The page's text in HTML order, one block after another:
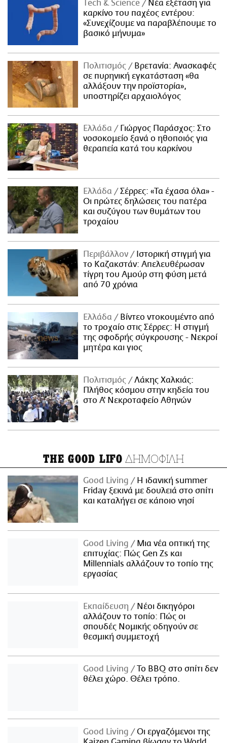
Τech & Science
Νέα εξέταση για
καρκίνο του παχέος εντέρου:
«Συνεχίζουμε να παραβλέπουμε το
βασικό μήνυμα»
Πολιτισμός
Βρετανία: Ανασκαφές
σε πυρηνική εγκατάσταση «θα
αλλάξουν την προϊστορία»,
υποστηρίζει αρχαιολόγος
Ελλάδα
Γιώργος Παράσχος: Στο
νοσοκομείο ξανά ο ηθοποιός για
θεραπεία κατά του καρκίνου
Ελλάδα
Σέρρες: «Τα έχασα όλα» -
Οι πρώτες δηλώσεις του πατέρα
και συζύγου των θυμάτων του
τροχαίου
Περιβάλλον
Ιστορική στιγμή για
το Καζακστάν: Απελευθέρωσαν
τίγρη του Αμούρ στη φύση μετά
από 70 χρόνια
Ελλάδα
Βίντεο ντοκουμέντο από
το τροχαίο στις Σέρρες: Η στιγμή
της σφοδρής σύγκρουσης - Νεκροί
μητέρα και γιος
Πολιτισμός
Λάκης Χαλκιάς:
Πλήθος κόσμου στην κηδεία του
στο Α' Νεκροταφείο Αθηνών
THE GOOD LIFO ΔΗΜΟΦΙΛΗ
Good Living
Η ιδανική summer
Friday ξεκινά με δουλειά στο σπίτι
και καταλήγει σε κάποιο νησί
Good Living
Μια νέα οπτική της
επιτυχίας: Πώς Gen Zs και
Millennials αλλάζουν το τοπίο της
εργασίας
Εκπαίδευση
Νέοι δικηγόροι
αλλάζουν το τοπίο: Πώς οι
σπουδές Νομικής οδηγούν σε
θεσμική συμμετοχή
Good Living
Το BBQ στο σπίτι δεν
θέλει χώρο. Θέλει τρόπο.
Good Living
Οι εργαζόμενοι της